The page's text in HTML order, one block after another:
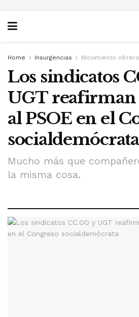
Home Insurgencias Movimiento obrero
Los sindicatos
UGT reafirman
al PSOE en el
socialdemócrata
Mucho más que
la misma cosa.